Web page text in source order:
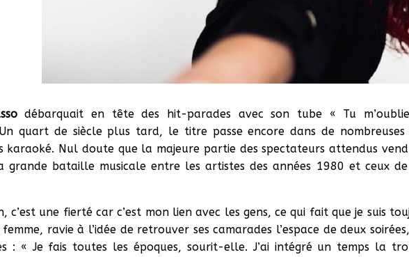
débarquait en tête des hit-parades avec son tube « Tu
Un quart de siècle plus tard, le titre passe encore dans de
karaoké. Nul doute que la majeure partie des spectateurs attendus
grande bataille musicale entre les artistes des années 1980 et ceux
c’est une fierté car c’est mon lien avec les gens, ce qui fait que je suis
ravie à l’idée de retrouver ses camarades l’espace de deux
: « Je fais toutes les époques, sourit-elle. J’ai intégré un temps la